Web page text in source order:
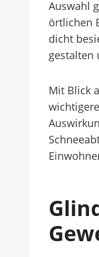
Auswahl
örtlichen
dicht
gestalten
Mit Blick